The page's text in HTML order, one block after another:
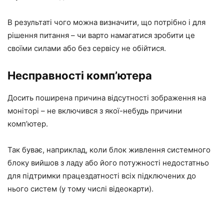
В результаті чого можна визначити, що потрібно і для
рішення питання – чи варто намагатися зробити це
своїми силами або без сервісу не обійтися.
Несправності комп’ютера
Досить поширена причина відсутності зображення на
моніторі – не включився з якої-небудь причини
комп’ютер.
Так буває, наприклад, коли блок живлення системного
блоку вийшов з ладу або його потужності недостатньо
для підтримки працездатності всіх підключених до
нього систем (у тому числі відеокарти).